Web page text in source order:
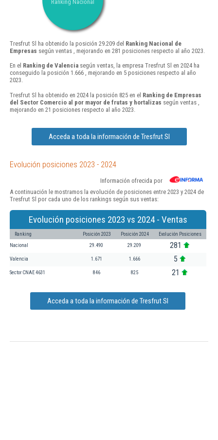
Ranking Nacional
Tresfrut Sl ha obtenido la posición 29.209 del Ranking Nacional de
Empresas según ventas , mejorando en 281 posiciones respecto al año 2023.
En el Ranking de Valencia según ventas, la empresa Tresfrut Sl en 2024 ha
conseguido la posición 1.666 , mejorando en 5 posiciones respecto al año
2023.
Tresfrut Sl ha obtenido en 2024 la posición 825 en el Ranking de Empresas
del Sector Comercio al por mayor de frutas y hortalizas según ventas ,
mejorando en 21 posiciones respecto al año 2023.
Acceda a toda la información de Tresfrut Sl
Evolución posiciones 2023 - 2024
Información ofrecida por
A continuación le mostramos la evolución de posiciones entre 2023 y 2024 de
Tresfrut Sl por cada uno de los rankings según sus ventas:
Evolución posiciones 2023 vs 2024 - Ventas
Ranking Posición 2023 Posición 2024 Evolución Posiciones
Nacional 29.490 29.209 281
Valencia 1.671 1.666 5
Sector CNAE 4631 846 825 21
Acceda a toda la información de Tresfrut Sl